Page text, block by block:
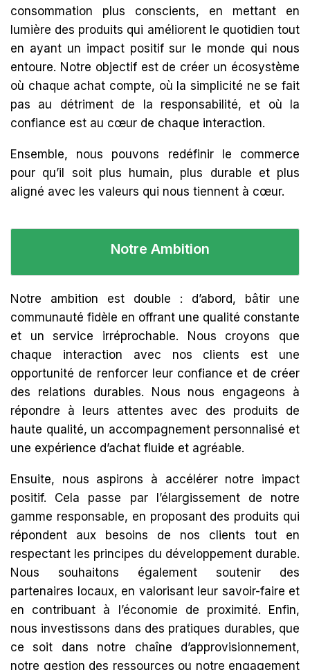
consommation plus conscients, en mettant en
lumière des produits qui améliorent le quotidien tout
en ayant un impact positif sur le monde qui nous
entoure. Notre objectif est de créer un écosystème
où chaque achat compte, où la simplicité ne se fait
pas au détriment de la responsabilité, et où la
confiance est au cœur de chaque interaction.
Ensemble, nous pouvons redéfinir le commerce
pour qu’il soit plus humain, plus durable et plus
aligné avec les valeurs qui nous tiennent à cœur.
Notre Ambition
Notre ambition est double : d’abord, bâtir une
communauté fidèle en offrant une qualité constante
et un service irréprochable. Nous croyons que
chaque interaction avec nos clients est une
opportunité de renforcer leur confiance et de créer
des relations durables. Nous nous engageons à
répondre à leurs attentes avec des produits de
haute qualité, un accompagnement personnalisé et
une expérience d’achat fluide et agréable.
Ensuite, nous aspirons à accélérer notre impact
positif. Cela passe par l’élargissement de notre
gamme responsable, en proposant des produits qui
répondent aux besoins de nos clients tout en
respectant les principes du développement durable.
Nous souhaitons également soutenir des
partenaires locaux, en valorisant leur savoir-faire et
en contribuant à l’économie de proximité. Enfin,
nous investissons dans des pratiques durables, que
ce soit dans notre chaîne d’approvisionnement,
notre gestion des ressources ou notre engagement